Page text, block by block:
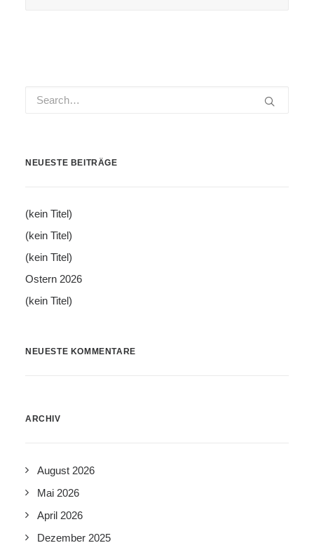
NEUESTE BEITRÄGE
(kein Titel)
(kein Titel)
(kein Titel)
Ostern 2026
(kein Titel)
NEUESTE KOMMENTARE
ARCHIV
August 2026
Mai 2026
April 2026
Dezember 2025